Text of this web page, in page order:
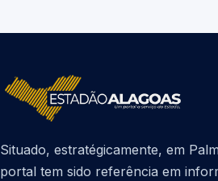
Situado, estratégicamente, em
portal tem sido referência em